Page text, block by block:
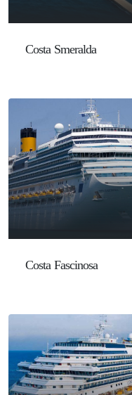
Costa Smeralda
Costa Fascinosa